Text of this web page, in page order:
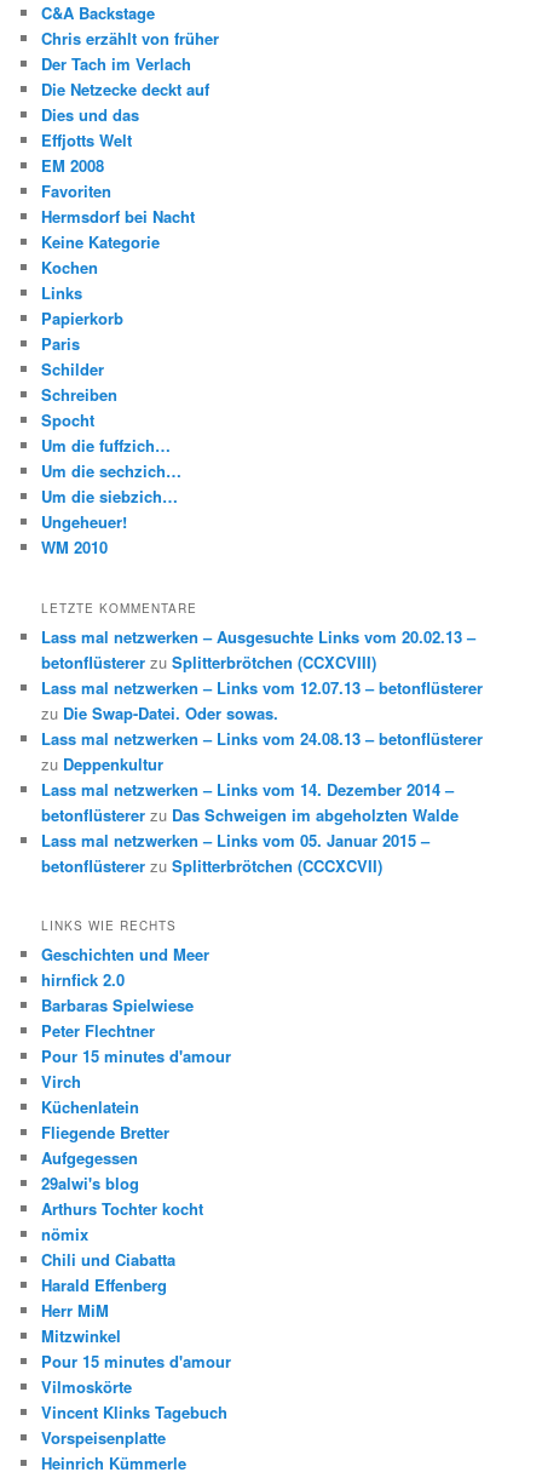
C&A Backstage
Chris erzählt von früher
Der Tach im Verlach
Die Netzecke deckt auf
Dies und das
Effjotts Welt
EM 2008
Favoriten
Hermsdorf bei Nacht
Keine Kategorie
Kochen
Links
Papierkorb
Paris
Schilder
Schreiben
Spocht
Um die fuffzich…
Um die sechzich…
Um die siebzich…
Ungeheuer!
WM 2010
LETZTE KOMMENTARE
Lass mal netzwerken – Ausgesuchte Links vom 20.02.13 –
betonflüsterer zuSplitterbrötchen (CCXCVIII)
Lass mal netzwerken – Links vom 12.07.13 – betonflüsterer
zu Die Swap-Datei. Oder sowas.
Lass mal netzwerken – Links vom 24.08.13 – betonflüsterer
zu Deppenkultur
Lass mal netzwerken – Links vom 14. Dezember 2014 –
betonflüsterer zu Das Schweigen im abgeholzten Walde
Lass mal netzwerken – Links vom 05. Januar 2015 –
betonflüsterer zuSplitterbrötchen (CCCXCVII)
LINKS WIE RECHTS
Geschichten und Meer
hirnfick 2.0
Barbaras Spielwiese
Peter Flechtner
Pour 15 minutes d'amour
Virch
Küchenlatein
Fliegende Bretter
Aufgegessen
29alwi's blog
Arthurs Tochter kocht
nömix
Chili und Ciabatta
Harald Effenberg
Herr MiM
Mitzwinkel
Pour 15 minutes d'amour
Vilmoskörte
Vincent Klinks Tagebuch
Vorspeisenplatte
Heinrich Kümmerle